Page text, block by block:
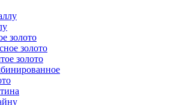
золото
золото
золото